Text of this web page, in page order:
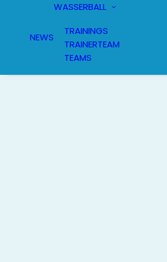
NEWS
WASSERBALL
TRAININGS
TRAINERTEAM
TEAMS